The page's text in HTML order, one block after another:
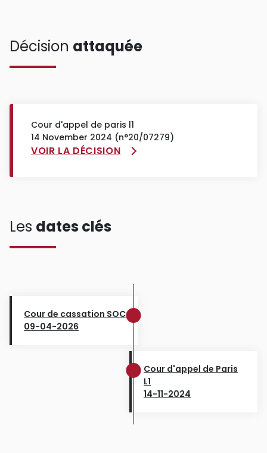
Décision attaquée
Cour d'appel de paris l1
14 November 2024 (n°20/07279)
VOIR LA DÉCISION
Les dates clés
Cour de cassation SOC
09-04-2026
Cour d'appel de Paris
L1
14-11-2024